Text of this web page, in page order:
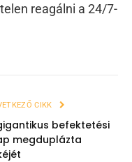
reagálni a 24/7-
CIKK
befektetési
megduplázta